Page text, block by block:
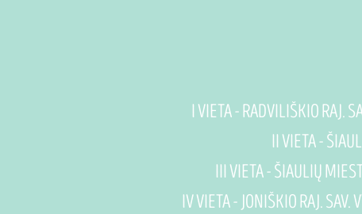
I VIETA - RADVILIŠKIO RAJ.
II VIETA -
III VIETA - ŠIAULIŲ
IV VIETA - JONIŠKIO RAJ. SAV.